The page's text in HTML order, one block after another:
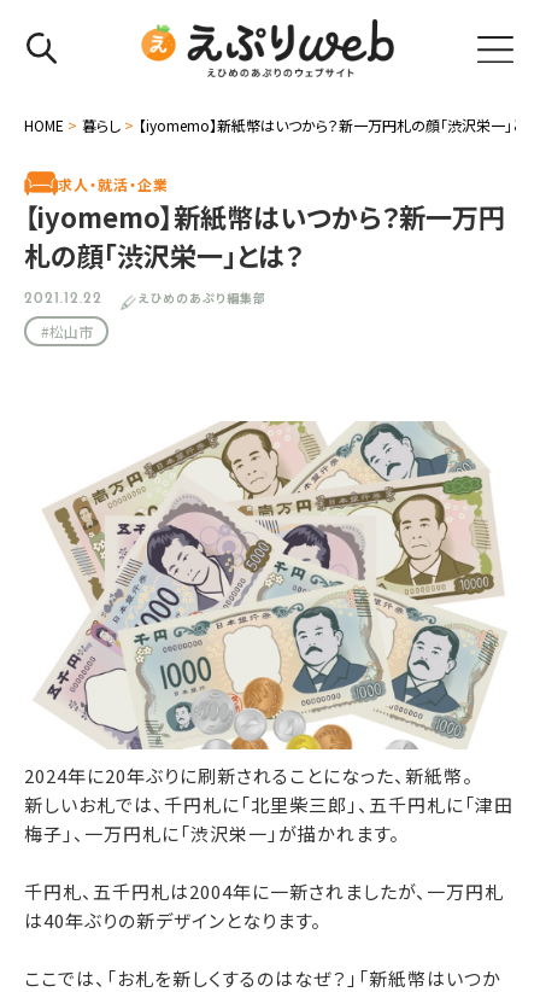
HOME > 暮らし > 【iyomemo】新紙幣はいつから？新一万円札の顔「渋沢栄一」と
求人・就活・企業
【iyomemo】新紙幣はいつから？新一万円
札の顔「渋沢栄一」とは？
2021.12.22 えひめのあぷり編集部
#松山市
2024年に20年ぶりに刷新されることになった、新紙幣。
新しいお札では、千円札に「北里柴三郎」、五千円札に「津田
梅子」、一万円札に「渋沢栄一」が描かれます。
千円札、五千円札は2004年に一新されましたが、一万円札
は40年ぶりの新デザインとなります。
ここでは、「お札を新しくするのはなぜ？」「新紙幣はいつか